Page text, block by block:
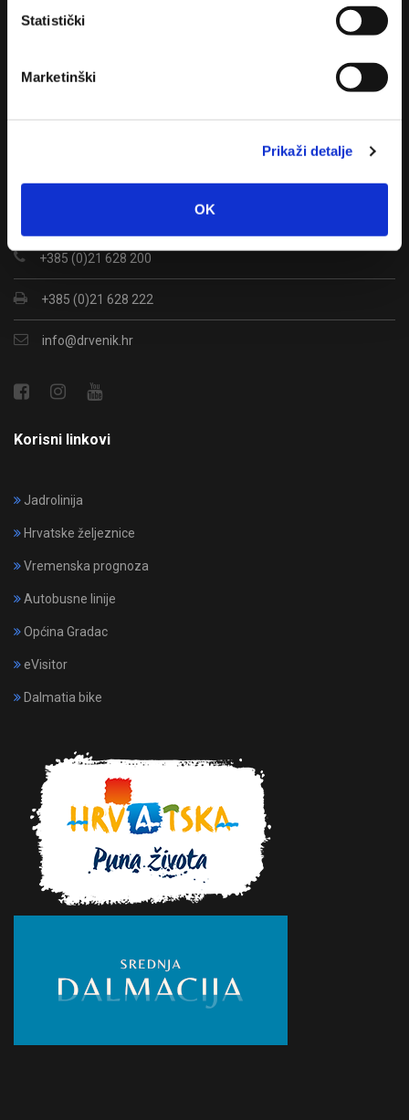
Statistički
Marketinški
Prikaži detalje
OK
+385 (0)21 628 200
+385 (0)21 628 222
info@drvenik.hr
Korisni linkovi
Jadrolinija
Hrvatske željeznice
Vremenska prognoza
Autobusne linije
Općina Gradac
eVisitor
Dalmatia bike